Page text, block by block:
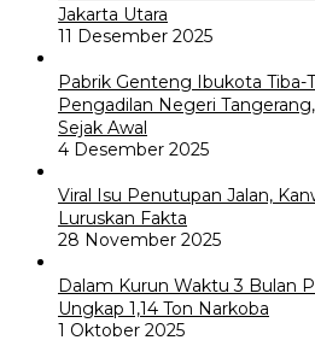
Jakarta Utara
11 Desember 2025
Pabrik Genteng Ibukota Tiba-
Pengadilan Negeri
Sejak Awal
4 Desember 2025
Viral Isu Penutupan Jalan,
Luruskan Fakta
28 November 2025
Dalam Kurun Waktu 3 Bulan
Ungkap 1,14 Ton Narkoba
1 Oktober 2025